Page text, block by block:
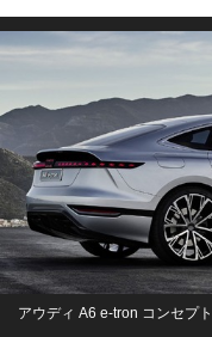
アウディ A6 e-tron コンセプ